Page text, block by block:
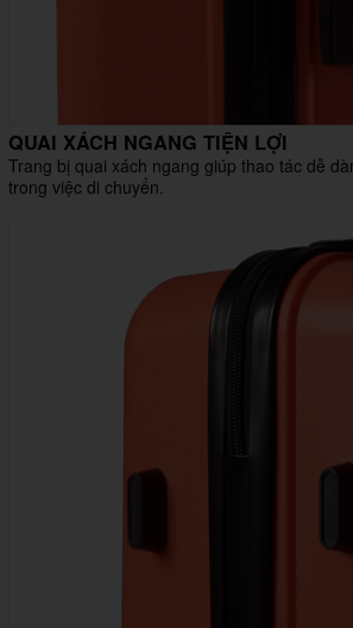
QUAI XÁCH NGANG TIỆN LỢI
Trang bị quai xách ngang giúp thao tác dễ
trong việc di chuyển.